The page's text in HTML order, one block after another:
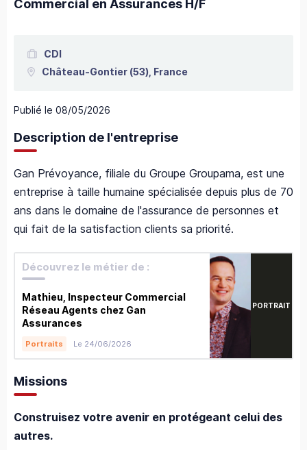
Commercial en Assurances H/F
CDI
Château-Gontier (53), France
Publié le 08/05/2026
Description de l'entreprise
Gan Prévoyance, filiale du Groupe Groupama, est une
entreprise à taille humaine spécialisée depuis plus de 70
ans dans le domaine de l'assurance de personnes et
qui fait de la satisfaction clients sa priorité.
Découvrez le métier de :
Mathieu, Inspecteur Commercial
Réseau Agents chez Gan
Assurances
Portraits Le 24/06/2026
PORTRAIT
Missions
Construisez votre avenir en protégeant celui des
autres.